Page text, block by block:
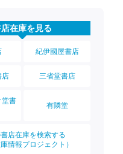
在庫を見る
紀伊國屋書店
店 三省堂書店
堂書
有隣堂
店在庫を検索する
庫情報プロジェクト）